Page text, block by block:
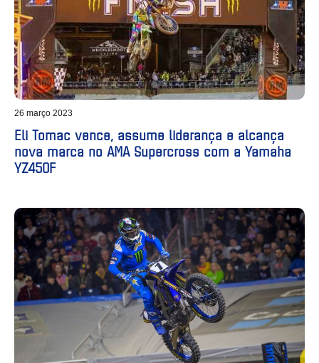
26 março 2023
Eli Tomac vence, assume liderança e alcança
nova marca no AMA Supercross com a Yamaha
YZ450F